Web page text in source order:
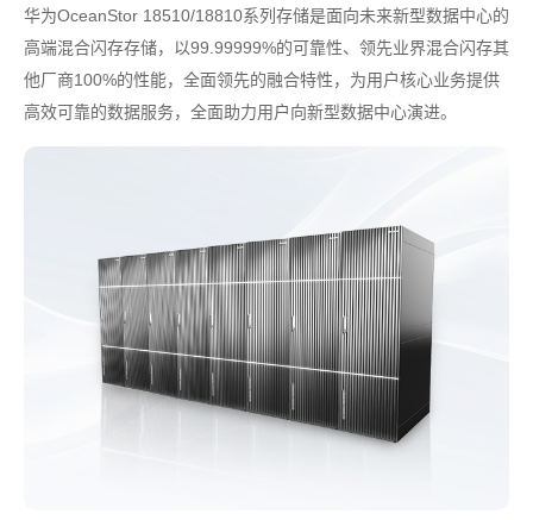
华为OceanStor 18510/18810系列存储是面向未来新型数据中心的
高端混合闪存存储，以99.99999%的可靠性、领先业界混合闪存其
他厂商100%的性能，全面领先的融合特性，为用户核心业务提供
高效可靠的数据服务，全面助力用户向新型数据中心演进。